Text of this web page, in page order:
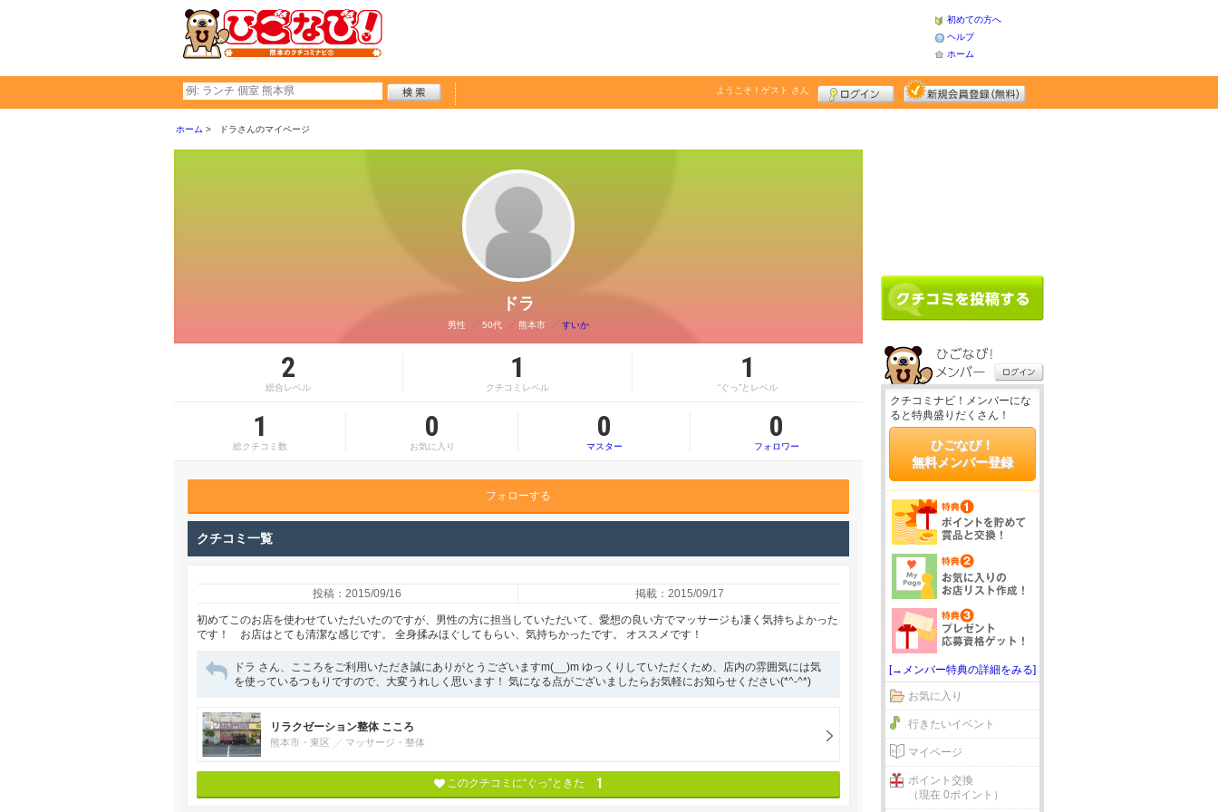
初めての方へ
ヘルプ
ホーム
ようこそ！ ゲスト さん
ホーム ドラさんのマイページ
ドラ
男性 50代 熊本市 すいか
2
総合レベル
1
クチコミレベル
1
“ぐっ”とレベル
1
総クチコミ数
0
お気に入り
0
マスター
0
フォロワー
フォローする
クチコミ一覧
投稿：2015/09/16 掲載：2015/09/17
初めてこのお店を使わせていただいたのですが、男性の方に担当していただいて、愛想の良い方でマッサージも凄く気持ちよかった
です！ お店はとても清潔な感じです。 全身揉みほぐしてもらい、気持ちかったです。 オススメです！
ドラ さん、こころをご利用いただき誠にありがとうございますm(__)m ゆっくりしていただくため、店内の雰囲気には気
を使っているつもりですので、大変うれしく思います！ 気になる点がございましたらお気軽にお知らせください(*^-^*)
リラクゼーション整体 こころ
熊本市・東区 マッサージ・整体
このクチコミに“ぐっ”ときた 1
クチコミナビ！メンバーにな
ると特典盛りだくさん！
ひごなび！
無料メンバー登録
[→メンバー特典の詳細をみる]
お気に入り
行きたいイベント
マイページ
ポイント交換
（現在 0ポイント）